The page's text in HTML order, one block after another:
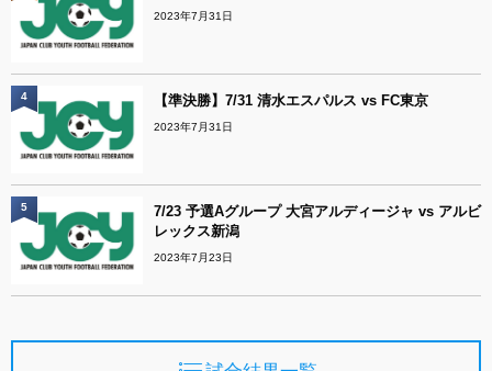
2023年7月31日
【準決勝】7/31 清水エスパルス vs FC東京
2023年7月31日
4
7/23 予選Aグループ 大宮アルディージャ vs アルビ
レックス新潟
2023年7月23日
5